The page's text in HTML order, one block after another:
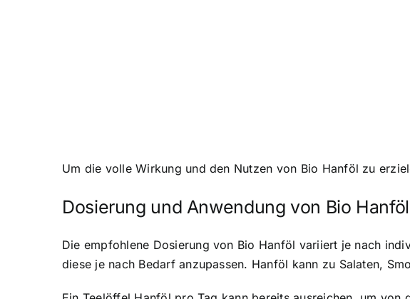
Um die volle Wirkung und den Nutzen von Bio Hanföl zu
Dosierung und Anwendung von Bio Hanföl
Die empfohlene Dosierung von Bio Hanföl variiert je nach
diese je nach Bedarf anzupassen. Hanföl kann zu Salaten,